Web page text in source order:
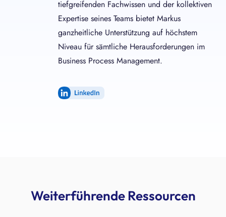
tiefgreifenden Fachwissen und der kollektiven
Expertise seines Teams bietet Markus
ganzheitliche Unterstützung auf höchstem
Niveau für sämtliche Herausforderungen im
Business Process Management.
Weiterführende Ressourcen